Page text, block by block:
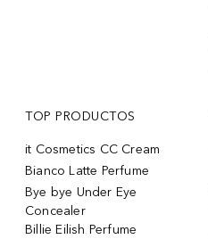
TOP PRODUCTOS
it Cosmetics CC Cream
Bianco Latte Perfume
Bye bye Under Eye
Concealer
Billie Eilish Perfume